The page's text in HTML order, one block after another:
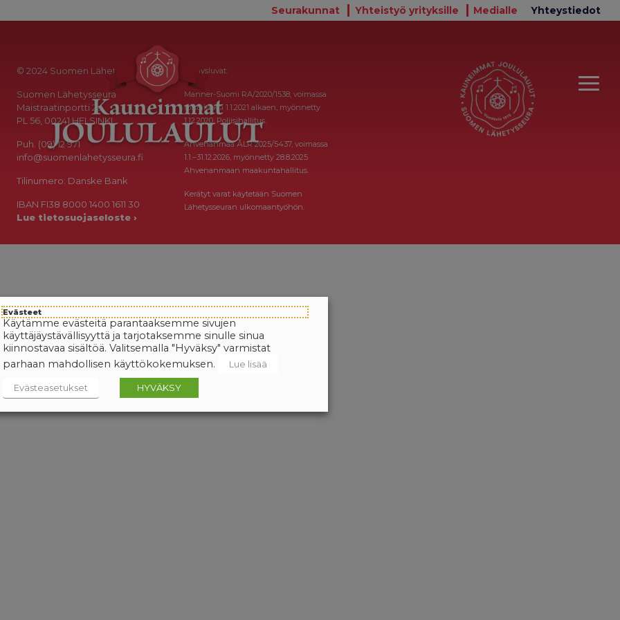
Seurakunnat Yhteistyö yrityksille Medialle Yhteystiedot
© 2024 Suomen Lähetysseura
Suomen Lähetysseura
Maistraatinportti 2a
PL 56, 00241 HELSINKI
Puh. (09) 12 971
info@suomenlahetysseura.fi
Tilinumero: Danske Bank
IBAN FI38 8000 1400 1611 30
Lue tietosuojaseloste ›
Keräysluvat:
Manner-Suomi RA/2020/1538, voimassa
toistaiseksi 1.1.2021 alkaen, myönnetty
1.12.2020, Poliisihallitus.
Ahvenanmaa ÅLR 2025/5437, voimassa
1.1.–31.12.2026, myönnetty 28.8.2025
Ahvenanmaan maakuntahallitus.
Kerätyt varat käytetään Suomen
Lähetysseuran ulkomaantyöhön.
Evästeet
Käytämme evästeitä parantaaksemme sivujen
käyttäjäystävällisyyttä ja tarjotaksemme sinulle sinua
kiinnostavaa sisältöä. Valitsemalla "Hyväksy" varmistat
parhaan mahdollisen käyttökokemuksen.
Lue lisää
Evästeasetukset HYVÄKSY